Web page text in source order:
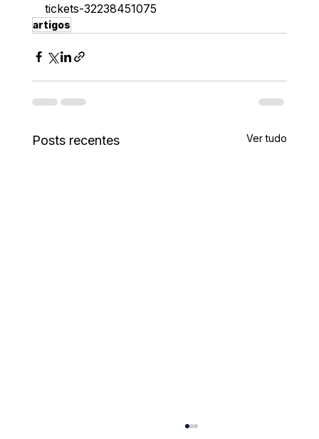
tickets-32238451075
artigos
Posts recentes Ver tudo